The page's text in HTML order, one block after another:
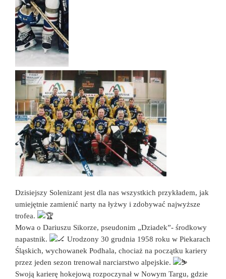
Dzisiejszy Solenizant jest dla nas wszystkich przykładem, jak
umiejętnie zamienić narty na łyżwy i zdobywać najwyższe
trofea.
Mowa o Dariuszu Sikorze, pseudonim „Dziadek”- środkowy
napastnik.
Urodzony 30 grudnia 1958 roku w Piekarach
Śląskich, wychowanek Podhala, chociaż na początku kariery
przez jeden sezon trenował narciarstwo alpejskie.
Swoją karierę hokejową rozpoczynał w Nowym Targu, gdzie